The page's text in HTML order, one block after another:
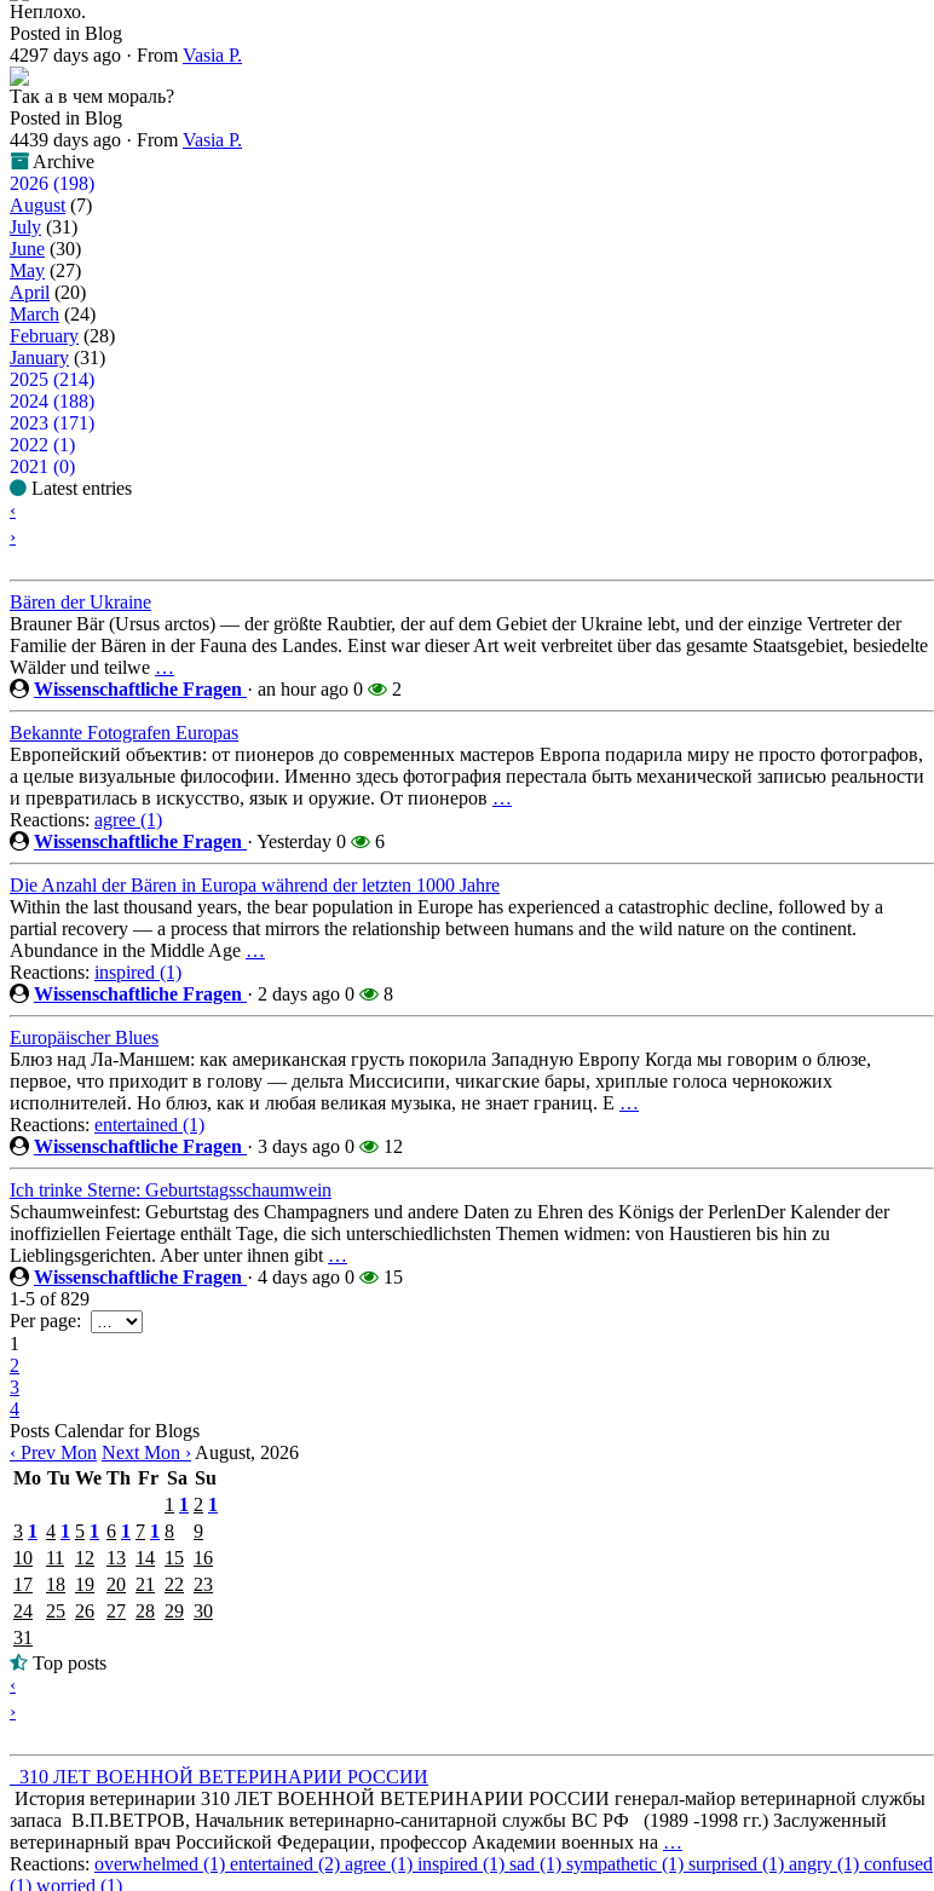
Неплохо.
Posted in Blog
4297 days ago · From Vasia P.
Так а в чем мораль?
Posted in Blog
4439 days ago · From Vasia P.
Archive
2026 (198)
August(7)
July (31)
June (30)
May (27)
April (20)
March (24)
February (28)
January (31)
2025 (214)
2024 (188)
2023 (171)
2022 (1)
2021 (0)
Latest entries
‹
›
Bären der Ukraine
Brauner Bär (Ursus arctos) — der größte Raubtier, der auf dem Gebiet der Ukraine lebt, und der einzige Vertreter der
Familie der Bären in der Fauna des Landes. Einst war dieser Art weit verbreitet über das gesamte Staatsgebiet, besiedelte
Wälder und teilwe …
Wissenschaftliche Fragen · an hour ago 0 2
Bekannte Fotografen Europas
Европейский объектив: от пионеров до современных мастеров Европа подарила миру не просто фотографов,
а целые визуальные философии. Именно здесь фотография перестала быть механической записью реальности
и превратилась в искусство, язык и оружие. От пионеров …
Reactions: agree (1)
Wissenschaftliche Fragen · Yesterday 0 6
Die Anzahl der Bären in Europa während der letzten 1000 Jahre
Within the last thousand years, the bear population in Europe has experienced a catastrophic decline, followed by a
partial recovery — a process that mirrors the relationship between humans and the wild nature on the continent.
Abundance in the Middle Age …
Reactions: inspired (1)
Wissenschaftliche Fragen · 2 days ago 0 8
Europäischer Blues
Блюз над Ла-Маншем: как американская грусть покорила Западную Европу Когда мы говорим о блюзе,
первое, что приходит в голову — дельта Миссисипи, чикагские бары, хриплые голоса чернокожих
исполнителей. Но блюз, как и любая великая музыка, не знает границ. Е …
Reactions: entertained (1)
Wissenschaftliche Fragen · 3 days ago 0 12
Ich trinke Sterne: Geburtstagsschaumwein
Schaumweinfest: Geburtstag des Champagners und andere Daten zu Ehren des Königs der PerlenDer Kalender der
inoffiziellen Feiertage enthält Tage, die sich unterschiedlichsten Themen widmen: von Haustieren bis hin zu
Lieblingsgerichten. Aber unter ihnen gibt …
Wissenschaftliche Fragen · 4 days ago 0
15
1-5 of829
Per page:
1
2
3
4
Posts Calendar for Blogs
‹ Prev Mon Next Mon ›August, 2026
Mo Tu We Th Fr Sa Su
1 1 2 1
3 1 4 1 5 1 6 1 7 1 8
9
10
11 12 13 14 15 16
17
18 19 20 21 22 23
24
25 26 27 28 29 30
31
Top posts
‹
›
310 ЛЕТ ВОЕННОЙ ВЕТЕРИНАРИИ РОССИИ
История ветеринарии 310 ЛЕТ ВОЕННОЙ ВЕТЕРИНАРИИ РОССИИ генерал-майор ветеринарной службы
запаса В.П.ВЕТРОВ, Начальник ветеринарно-санитарной службы ВС РФ (1989 -1998 гг.) Заслуженный
ветеринарный врач Российской Федерации, профессор Академии военных на …
Reactions: overwhelmed (1) entertained (2) agree (1) inspired (1) sad (1) sympathetic (1) surprised (1) angry (1) confused
(1) worried (1)